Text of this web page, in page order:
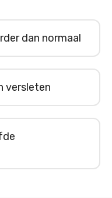
dan normaal
versleten